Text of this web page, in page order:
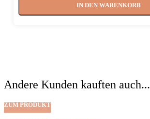
IN DEN WARENKORB
Andere Kunden kauften auch...
ZUM PRODUKT